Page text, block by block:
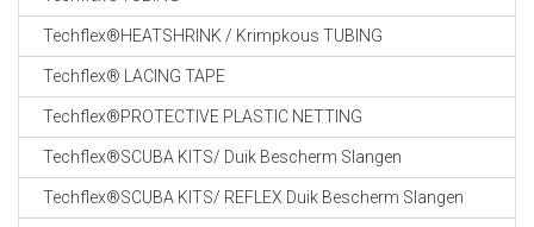
Techflex®HEATSHRINK / Krimpkous TUBING
Techflex® LACING TAPE
Techflex®PROTECTIVE PLASTIC NETTING
Techflex®SCUBA KITS/ Duik Bescherm Slangen
Techflex®SCUBA KITS/ REFLEX Duik Bescherm Slangen